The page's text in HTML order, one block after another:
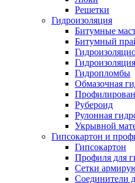
Решетки
Гидроизоляция
Битумные
Битумный
Гидропломбы
Обмазочная
Рубероид
Рулонная
Укрывной
Гипсокартон и
Гипсокартон
Профиля для
Сетки
Соединители